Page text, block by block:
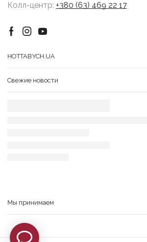
Колл-центр: +380 (63) 469 22 17
Facebook
Instagram
Youtube
HOTTABYCH.UA
Свежие новости
Мы принимаем